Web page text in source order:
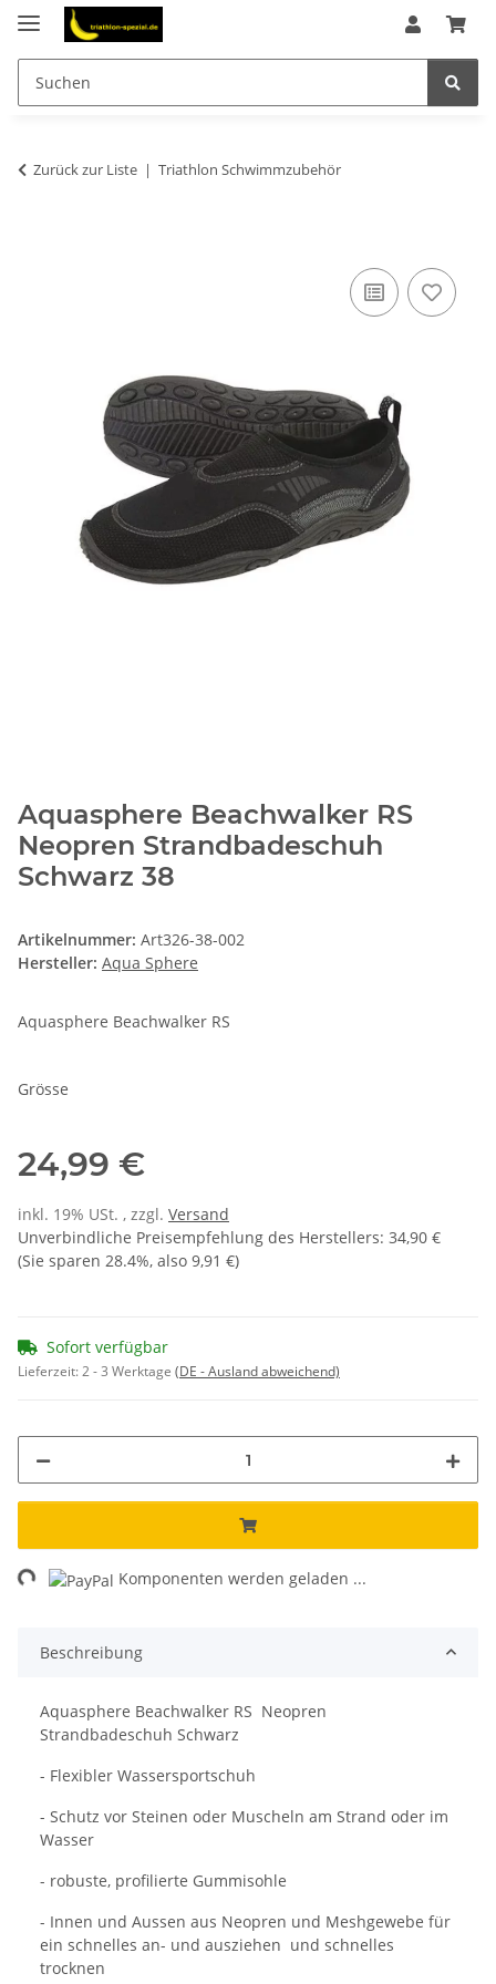
Zurück zur Liste Triathlon Schwimmzubehör
Aquasphere Beachwalker RS
Neopren Strandbadeschuh
Schwarz 38
Artikelnummer: Art326-38-002
Hersteller: Aqua Sphere
Aquasphere Beachwalker RS
Grösse
24,99 €
inkl. 19% USt. , zzgl. Versand
Unverbindliche Preisempfehlung des Herstellers: 34,90 €
(Sie sparen 28.4%, also 9,91 €)
Sofort verfügbar
Lieferzeit:2 - 3 Werktage (DE - Ausland abweichend)
Komponenten werden geladen ...
Beschreibung
Aquasphere Beachwalker RS Neopren
Strandbadeschuh Schwarz
- Flexibler Wassersportschuh
- Schutz vor Steinen oder Muscheln am Strand oder im
Wasser
- robuste, profilierte Gummisohle
- Innen und Aussen aus Neopren und Meshgewebe für
ein schnelles an- und ausziehen und schnelles
trocknen